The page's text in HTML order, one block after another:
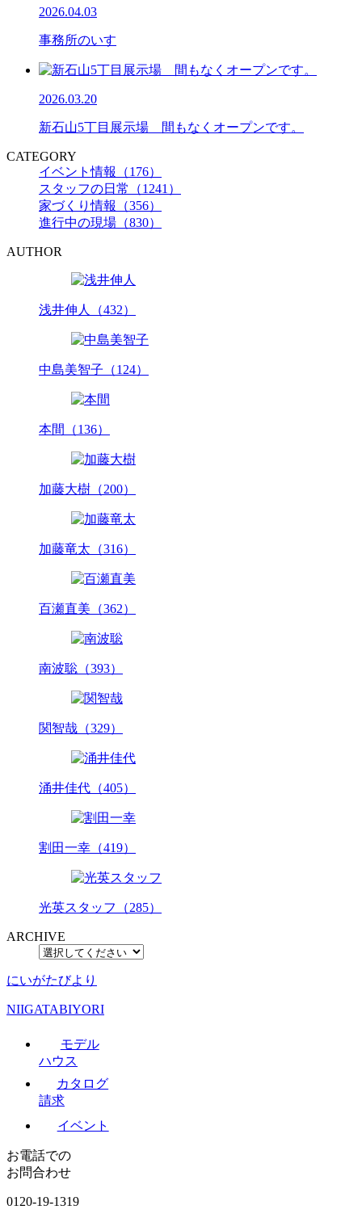
2026.04.03
事務所のいす
2026.03.20
新石山5丁目展示場 間もなくオープンです。
CATEGORY
イベント情報（176）
スタッフの日常（1241）
家づくり情報（356）
進行中の現場（830）
AUTHOR
浅井伸人（432）
中島美智子（124）
本間（136）
加藤大樹（200）
加藤竜太（316）
百瀬直美（362）
南波聡（393）
関智哉（329）
涌井佳代（405）
割田一幸（419）
光英スタッフ（285）
ARCHIVE
にいがたびより
NIIGATABIYORI
モデル
ハウス
カタログ
請求
イベント
お電話での
お問合わせ
0120-19-1319